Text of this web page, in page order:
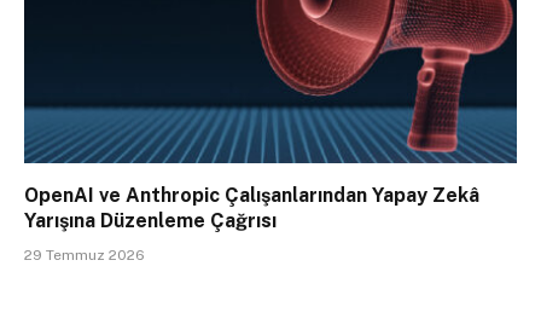
OpenAI ve Anthropic Çalışanlarından Yapay Zekâ
Yarışına Düzenleme Çağrısı
29 Temmuz 2026